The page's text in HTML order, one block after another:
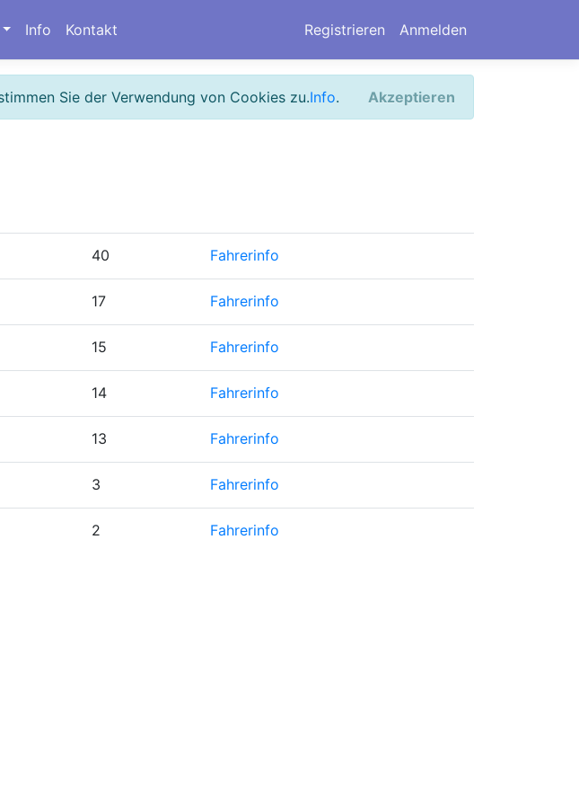
Registrieren Anmelden
Info Kontakt
Sie der Verwendung von Cookies zu.Info. Akzeptieren
40 Fahrerinfo
17 Fahrerinfo
15 Fahrerinfo
14 Fahrerinfo
13 Fahrerinfo
3 Fahrerinfo
2 Fahrerinfo